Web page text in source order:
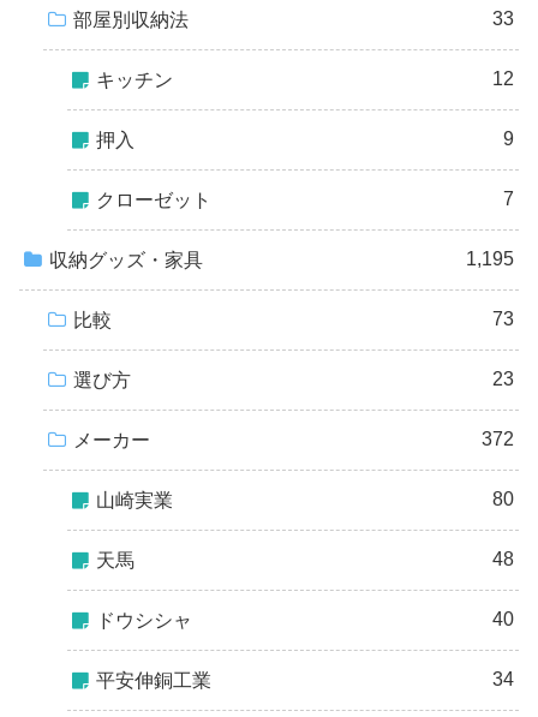
部屋別収納法 33
キッチン 12
押入 9
クローゼット 7
収納グッズ・家具 1,195
比較 73
選び方 23
メーカー 372
山崎実業 80
天馬 48
ドウシシャ 40
平安伸銅工業 34